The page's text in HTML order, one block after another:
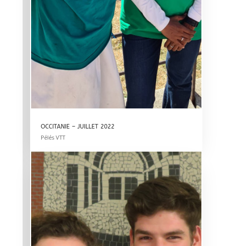
OCCITANIE – JUILLET 2022
Pélés VTT